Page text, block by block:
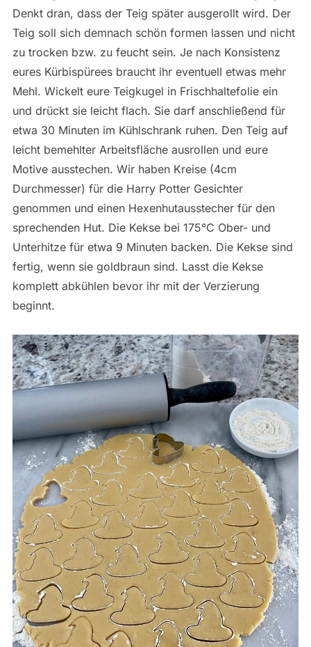
Denkt dran, dass der Teig später ausgerollt wird. Der
Teig soll sich demnach schön formen lassen und nicht
zu trocken bzw. zu feucht sein. Je nach Konsistenz
eures Kürbispürees braucht ihr eventuell etwas mehr
Mehl. Wickelt eure Teigkugel in Frischhaltefolie ein
und drückt sie leicht flach. Sie darf anschließend für
etwa 30 Minuten im Kühlschrank ruhen. Den Teig auf
leicht bemehlter Arbeitsfläche ausrollen und eure
Motive ausstechen. Wir haben Kreise (4cm
Durchmesser) für die Harry Potter Gesichter
genommen und einen Hexenhutausstecher für den
sprechenden Hut. Die Kekse bei 175°C Ober- und
Unterhitze für etwa 9 Minuten backen. Die Kekse sind
fertig, wenn sie goldbraun sind. Lasst die Kekse
komplett abkühlen bevor ihr mit der Verzierung
beginnt.